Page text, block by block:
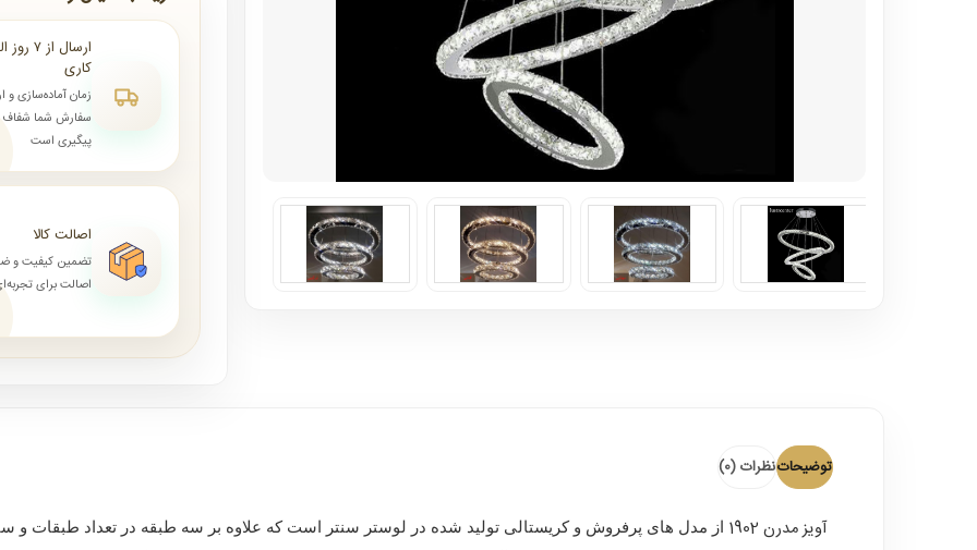
کاری
زمان آماده‌سازی و
سفارش شما شفاف
پیگیری است
اصالت کالا
تضمین کیفیت و
اصالت برای
توضیحاتنظرات (0)
آویز مدرن 1902
از مدل های پرفروش و کریستالی تولید شده در لوستر سنتر است که علاوه بر سه طبقه در تعداد طبقات و